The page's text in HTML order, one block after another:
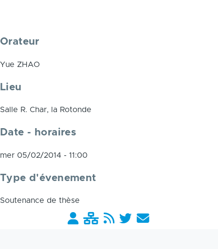
Orateur
Yue ZHAO
Lieu
Salle R. Char, la Rotonde
Date - horaires
mer 05/02/2014 - 11:00
Type d'évenement
Soutenance de thèse
Barre